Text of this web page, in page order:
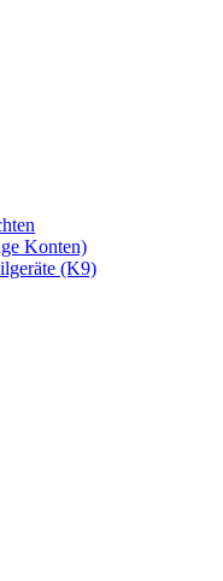
Konten)
(K9)